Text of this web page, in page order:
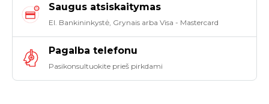
Saugus atsiskaitymas
El. Bankininkystė, Grynais arba Visa - Mastercard
Pagalba telefonu
Pasikonsultuokite prieš pirkdami